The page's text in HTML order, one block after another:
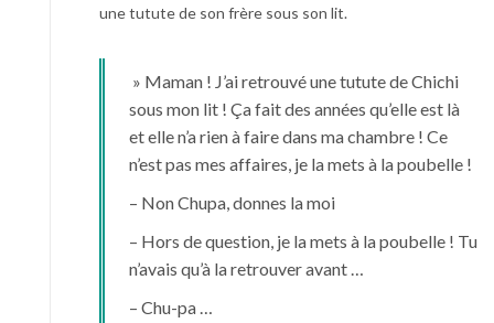
une tutute de son frère sous son lit.
» Maman ! J’ai retrouvé une tutute de Chichi
sous mon lit ! Ça fait des années qu’elle est là
et elle n’a rien à faire dans ma chambre ! Ce
n’est pas mes affaires, je la mets à la poubelle !
– Non Chupa, donnes la moi
– Hors de question, je la mets à la poubelle ! Tu
n’avais qu’à la retrouver avant …
– Chu-pa …